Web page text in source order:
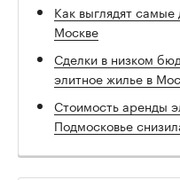
Как выглядят
Москве
Сделки в низком
элитное жилье в
Стоимость аренды
Подмосковье